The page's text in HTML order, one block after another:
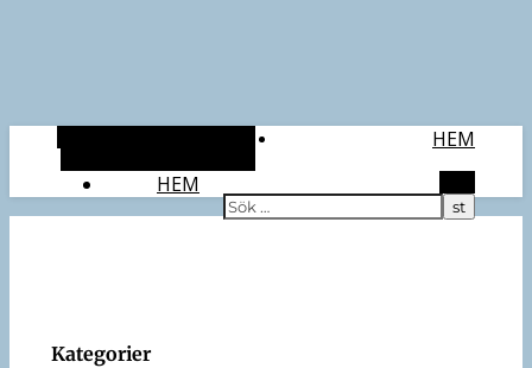
HEM
HEM
Kategorier